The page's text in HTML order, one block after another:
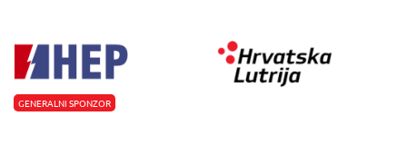
GENERALNI SPONZOR